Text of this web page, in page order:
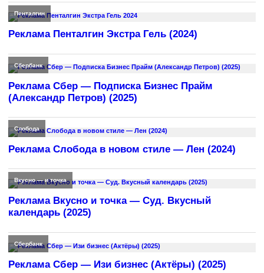
Пенталгин
Реклама Пенталгин Экстра Гель (2024)
Сбербанк
Реклама Сбер — Подписка Бизнес Прайм
(Александр Петров) (2025)
Слобода
Реклама Слобода в новом стиле — Лен (2024)
Вкусно — и точка
Реклама Вкусно и точка — Суд. Вкусный
календарь (2025)
Сбербанк
Реклама Сбер — Изи бизнес (Актёры) (2025)